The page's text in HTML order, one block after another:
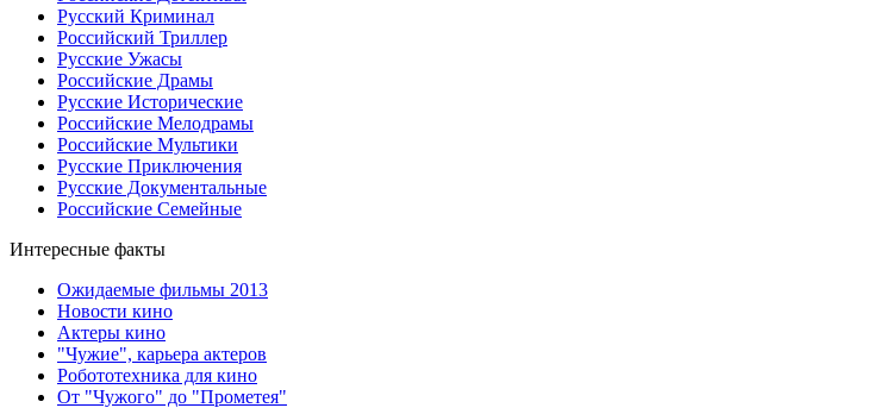
Русский Криминал
Российский Триллер
Русские Ужасы
Российские Драмы
Русские Исторические
Российские Мелодрамы
Российские Мультики
Русские Приключения
Русские Документальные
Российские Семейные
Интересные факты
Ожидаемые фильмы 2013
Новости кино
Актеры кино
"Чужие", карьера актеров
Робототехника для кино
От "Чужого" до "Прометея"